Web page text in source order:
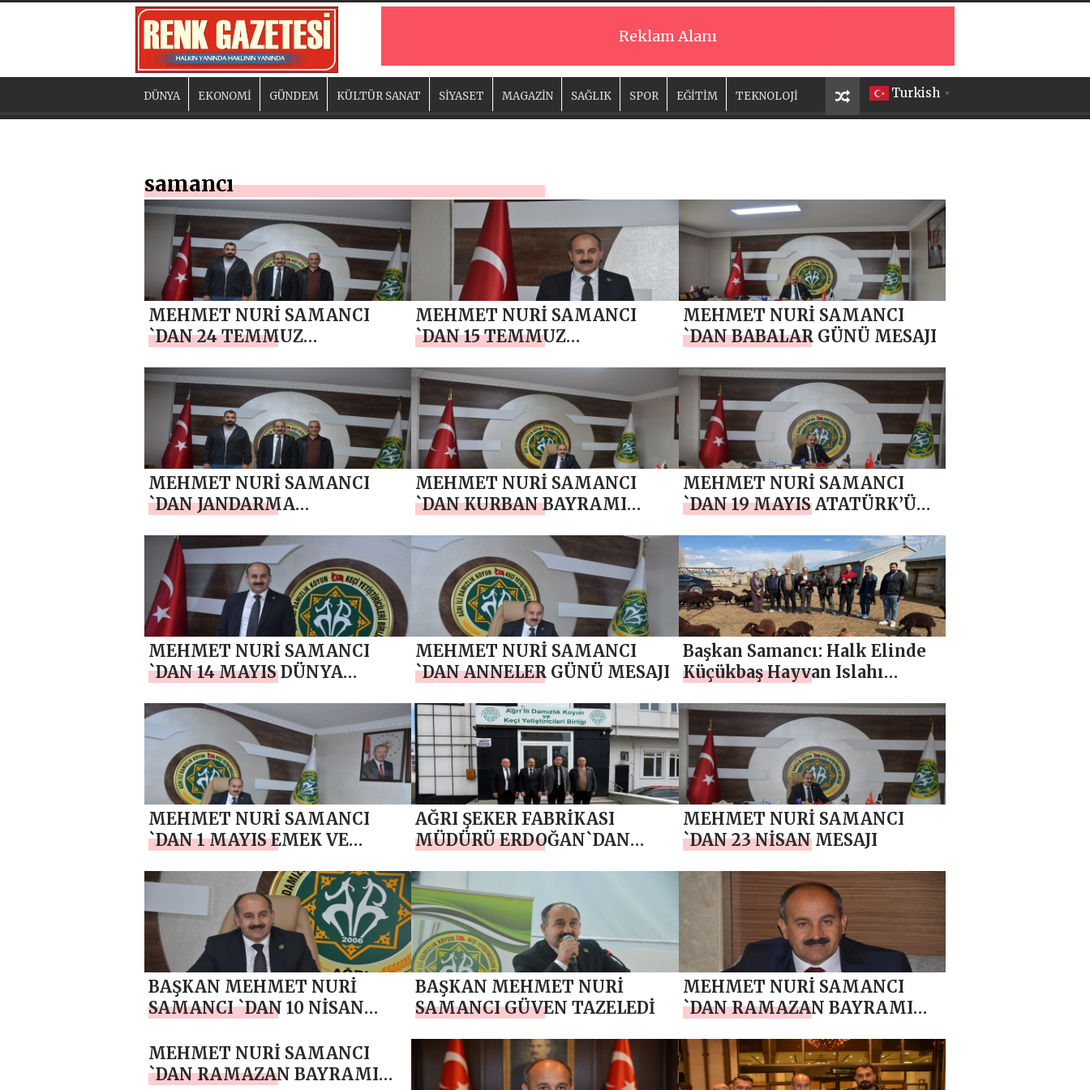
Reklam Alanı
Turkish ▼
DÜNYA EKONOMİ GÜNDEM KÜLTÜR SANAT SİYASET MAGAZİN SAĞLIK SPOR EĞİTİM TEKNOLOJİ
samancı
MEHMET NURİ SAMANCI
`DAN 24 TEMMUZ
BAYRAMI MESAJI
MEHMET NURİ SAMANCI
`DAN 15 TEMMUZ
GÜNÜ MESAJI
MEHMET NURİ SAMANCI
`DAN BABALAR GÜNÜ MESAJI
MEHMET NURİ SAMANCI
`DAN JANDARMA
YIL DÖNÜMÜ MESAJI
MEHMET NURİ SAMANCI
`DAN KURBAN BAYRAMI
MEHMET NURİ SAMANCI
`DAN 19 MAYIS ATATÜRK’Ü
BAYRAMI MESAJI
MEHMET NURİ SAMANCI
`DAN 14 MAYIS DÜNYA
MEHMET NURİ SAMANCI
`DAN ANNELER GÜNÜ MESAJI
Başkan Samancı: Halk Elinde
Küçükbaş Hayvan Islahı
yetiştiricilerimizi ziyaret
ettik
MEHMET NURİ SAMANCI
`DAN 1 MAYIS EMEK VE
KUTLAMA MESAJI
AĞRI ŞEKER FABRİKASI
MÜDÜRÜ ERDOĞAN`DAN
HAYIRLI OLSUN ZİYARETİ
MEHMET NURİ SAMANCI
`DAN 23 NİSAN MESAJI
BAŞKAN MEHMET NURİ
SAMANCI `DAN 10 NİSAN
BAŞKAN MEHMET NURİ
SAMANCI GÜVEN TAZELEDİ
MEHMET NURİ SAMANCI
`DAN RAMAZAN BAYRAMI
MEHMET NURİ SAMANCI
`DAN RAMAZAN BAYRAMI